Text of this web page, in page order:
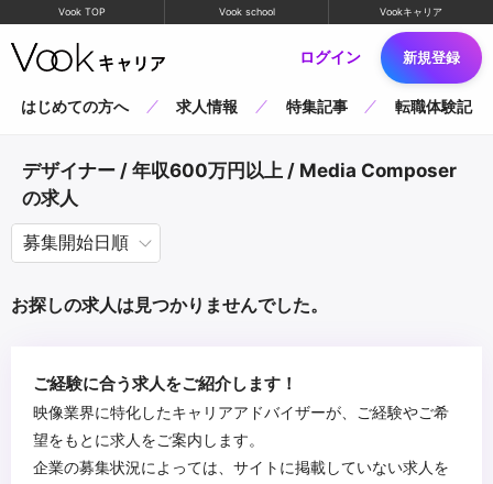
Vook TOP Vook school Vookキャリア
ログイン 新規登録
はじめての方へ 求人情報 特集記事 転職体験記
デザイナー / 年収600万円以上 / Media Composer
の求人
お探しの求人は見つかりませんでした。
ご経験に合う求人をご紹介します！
映像業界に特化したキャリアアドバイザーが、ご経験やご希
望をもとに求人をご案内します。
企業の募集状況によっては、サイトに掲載していない求人を